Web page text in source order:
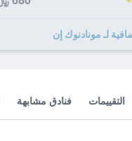
التقييمات فنادق مشابهة